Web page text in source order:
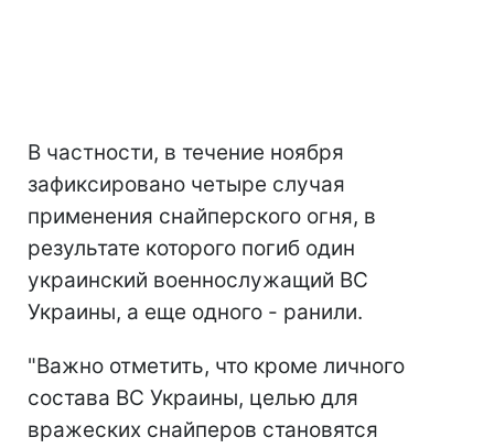
В частности, в течение ноября
зафиксировано четыре случая
применения снайперского огня, в
результате которого погиб один
украинский военнослужащий ВС
Украины, а еще одного - ранили.
"Важно отметить, что кроме личного
состава ВС Украины, целью для
вражеских снайперов становятся